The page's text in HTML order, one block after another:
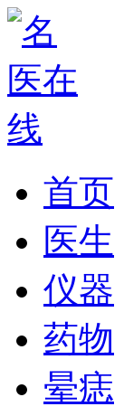
首页
医生
仪器
药物
晕痣